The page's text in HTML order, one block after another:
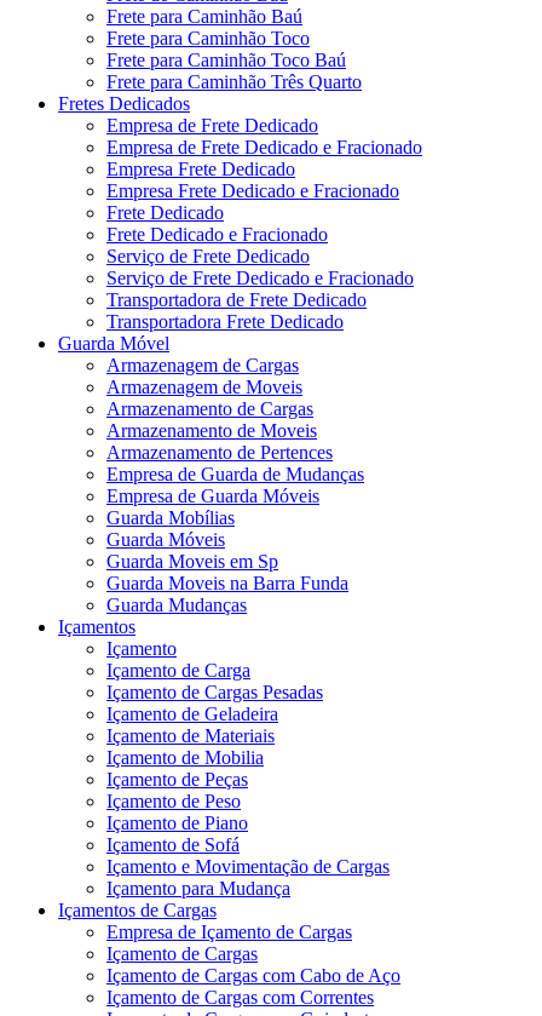
Frete para Caminhão Baú
Frete para Caminhão Toco
Frete para Caminhão Toco Baú
Frete para Caminhão Três Quarto
Fretes Dedicados
Empresa de Frete Dedicado
Empresa de Frete Dedicado e Fracionado
Empresa Frete Dedicado
Empresa Frete Dedicado e Fracionado
Frete Dedicado
Frete Dedicado e Fracionado
Serviço de Frete Dedicado
Serviço de Frete Dedicado e Fracionado
Transportadora de Frete Dedicado
Transportadora Frete Dedicado
Guarda Móvel
Armazenagem de Cargas
Armazenagem de Moveis
Armazenamento de Cargas
Armazenamento de Moveis
Armazenamento de Pertences
Empresa de Guarda de Mudanças
Empresa de Guarda Móveis
Guarda Mobílias
Guarda Móveis
Guarda Moveis em Sp
Guarda Moveis na Barra Funda
Guarda Mudanças
Içamentos
Içamento
Içamento de Carga
Içamento de Cargas Pesadas
Içamento de Geladeira
Içamento de Materiais
Içamento de Mobilia
Içamento de Peças
Içamento de Peso
Içamento de Piano
Içamento de Sofá
Içamento e Movimentação de Cargas
Içamento para Mudança
Içamentos de Cargas
Empresa de Içamento de Cargas
Içamento de Cargas
Içamento de Cargas com Cabo de Aço
Içamento de Cargas com Correntes